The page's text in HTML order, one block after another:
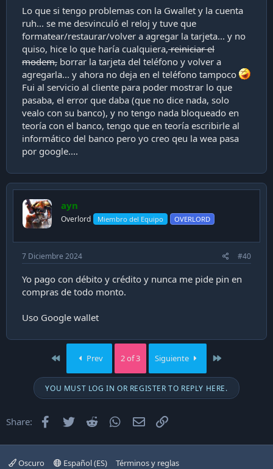
caso de uso es andar sin tarjeta cuando salgo a andar en
bicicleta a la chucha del mundo y poder pagar con el reloj o
telefono lo poco que compre (una bibia y un chanduis) que
no pasa de las 5 lucas (tambien ando con un billete de 10
lucas para emergencias, pero prefiero pagar con debito si
se puede)
estoy cagado y estos metodos de pago no son para
compras chicas?
tendré que agregar una tarjeta de crédito y no una de
débito? (no me gusta usar la de crédito)
Lo que si tengo problemas con la Gwallet y la cuenta
ruh... se me desvinculó el reloj y tuve que
formatear/restaurar/volver a agregar la tarjeta... y no
quiso, hice lo que haría cualquiera,reiniciar el
modem, borrar la tarjeta del teléfono y volver a
agregarla... y ahora no deja en el teléfono tampoco
Fui al servicio al cliente para poder mostrar lo que
pasaba, el error que daba (que no dice nada, solo
vealo con su banco), y no tengo nada bloqueado en
teoría con el banco, tengo que en teoría escribirle al
informático del banco pero yo creo qeu la wea pasa
por google....
ayn
Overlord Miembro del Equipo OVERLORD
7 Diciembre 2024 #40
Yo pago con débito y crédito y nunca me pide pin en
compras de todo monto.
Uso Google wallet
First Prev 2 of 3 Siguiente
YOU MUST LOG IN OR REGISTER TO REPLY HERE.
Share: Facebook
Twitter Reddit WhatsApp
Email
Oscuro Español (ES)
Términos y reglas